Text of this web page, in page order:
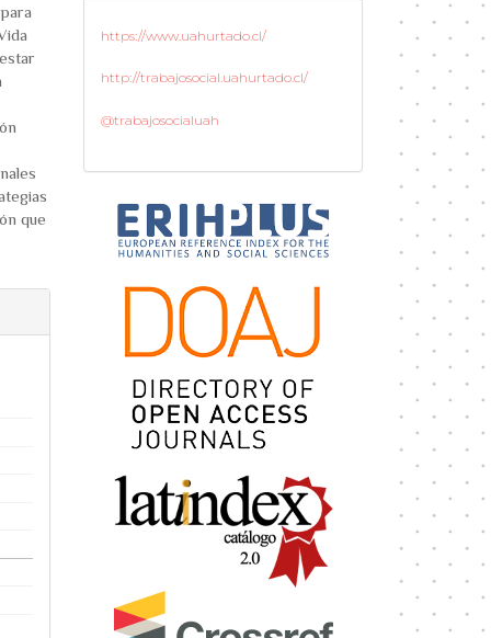
que
https://www.uahurtado.cl/
http://trabajosocial.uahurtado.cl/
@trabajosocialuah